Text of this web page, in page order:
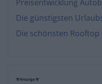
Preisentwicklung
Die günstigsten
Die schönsten Rooftop